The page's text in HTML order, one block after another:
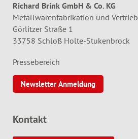
Richard Brink GmbH & Co. KG
Metallwarenfabrikation und Vertrieb
Görlitzer Straße 1
33758 Schloß Holte-Stukenbrock
Pressebereich
Newsletter Anmeldung
Kontakt